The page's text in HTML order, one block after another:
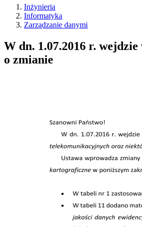
Inżynieria
Informatyka
Zarządzanie danymi
W dn. 1.07.2016 r. wejdzie
o zmianie